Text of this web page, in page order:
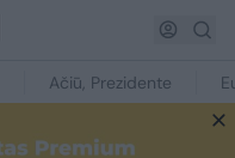
Ačiū, Prezidente